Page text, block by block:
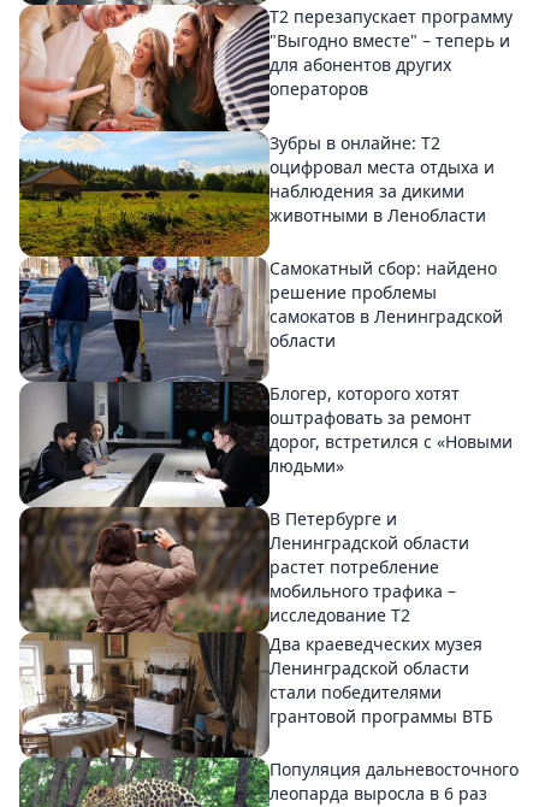
Т2 перезапускает программу
"Выгодно вместе" – теперь и
для абонентов других
операторов
Зубры в онлайне: Т2
оцифровал места отдыха и
наблюдения за дикими
животными в Ленобласти
Самокатный сбор: найдено
решение проблемы
самокатов в Ленинградской
области
Блогер, которого хотят
оштрафовать за ремонт
дорог, встретился с «Новыми
людьми»
В Петербурге и
Ленинградской области
растет потребление
мобильного трафика –
исследование T2
Два краеведческих музея
Ленинградской области
стали победителями
грантовой программы ВТБ
Популяция дальневосточного
леопарда выросла в 6 раз